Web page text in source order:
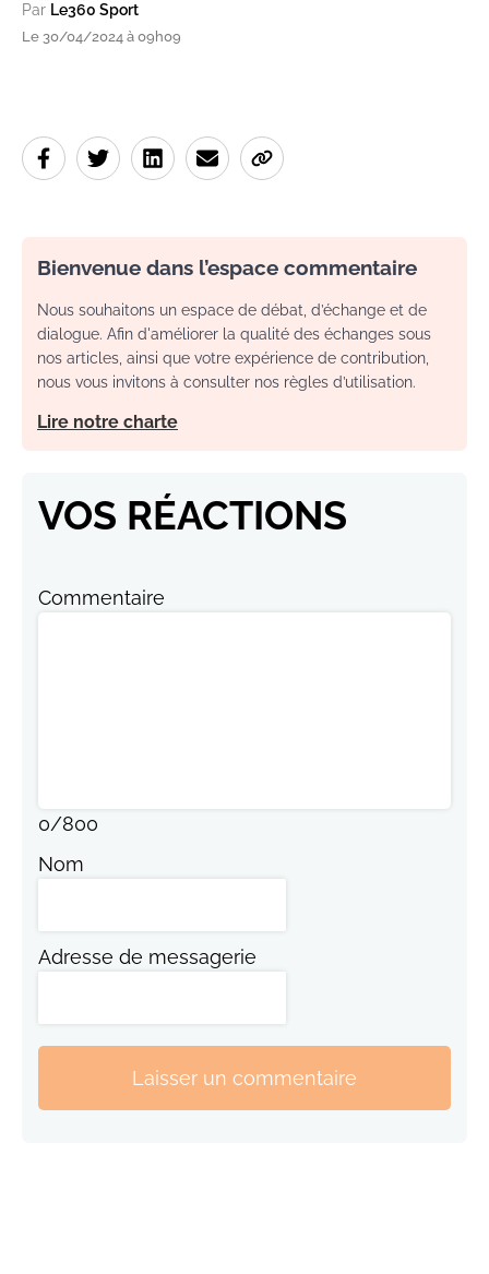
Par Le360 Sport
Le 30/04/2024 à 09h09
Bienvenue dans l’espace commentaire
Nous souhaitons un espace de débat, d’échange et de
dialogue. Afin d'améliorer la qualité des échanges sous
nos articles, ainsi que votre expérience de contribution,
nous vous invitons à consulter nos règles d’utilisation.
Lire notre charte
VOS RÉACTIONS
Commentaire
0/800
Nom
Adresse de messagerie
Laisser un commentaire